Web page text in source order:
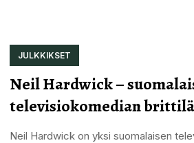
JULKKIKSET
Neil Hardwick –
televisiokomedian
Neil Hardwick on yksi suomalaisen